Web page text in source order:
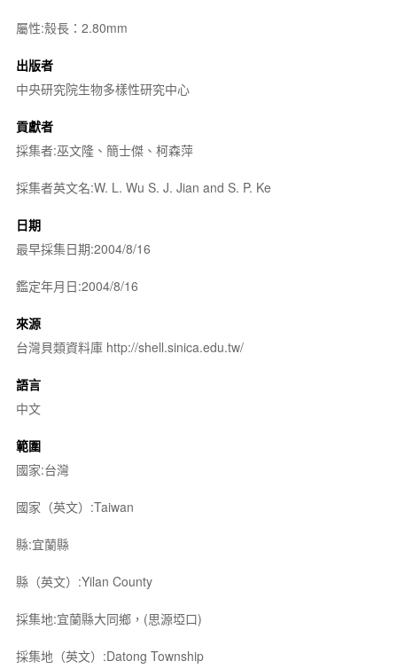
屬性:殼長：2.80mm
出版者
中央研究院生物多樣性研究中心
貢獻者
採集者:巫文隆、簡士傑、柯森萍
採集者英文名:W. L. Wu S. J. Jian and S. P. Ke
日期
最早採集日期:2004/8/16
鑑定年月日:2004/8/16
來源
台灣貝類資料庫 http://shell.sinica.edu.tw/
語言
中文
範圍
國家:台灣
國家（英文）:Taiwan
縣:宜蘭縣
縣（英文）:Yilan County
採集地:宜蘭縣大同鄉，(思源埡口)
採集地（英文）:Datong Township